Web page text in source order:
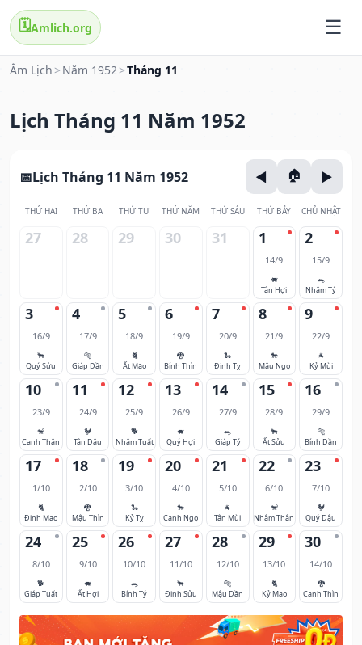
🗓️Amlich.org
Âm Lịch > Năm 1952>Tháng 11
Lịch Tháng 11 Năm 1952
Lịch Tháng 11 Năm 1952
THỨ HAI THỨ BA THỨ TƯ THỨ NĂM THỨ SÁU THỨ BẢY CHỦ NHẬT
27 28 29 30 31 1
14/9
🐖
Tân Hợi
2
15/9
🐀
Nhâm Tý
3
16/9
🐂
Quý Sửu
4
17/9
🐅
Giáp Dần
5
18/9
🐈
Ất Mão
6
19/9
🐉
Bính Thìn
7
20/9
🐍
Đinh Tỵ
8
21/9
🐎
Mậu Ngọ
9
22/9
🐐
Kỷ Mùi
10
23/9
🐒
Canh Thân
11
24/9
🐓
Tân Dậu
12
25/9
🐕
Nhâm Tuất
13
26/9
🐖
Quý Hợi
14
27/9
🐀
Giáp Tý
15
28/9
🐂
Ất Sửu
16
29/9
🐅
Bính Dần
17
1/10
🐈
Đinh Mão
18
2/10
🐉
Mậu Thìn
19
3/10
🐍
Kỷ Tỵ
20
4/10
🐎
Canh Ngọ
21
5/10
🐐
Tân Mùi
22
6/10
🐒
Nhâm Thân
23
7/10
🐓
Quý Dậu
24
8/10
🐕
Giáp Tuất
25
9/10
🐖
Ất Hợi
26
10/10
🐀
Bính Tý
27
11/10
🐂
Đinh Sửu
28
12/10
🐅
Mậu Dần
29
13/10
🐈
Kỷ Mão
30
14/10
🐉
Canh Thìn